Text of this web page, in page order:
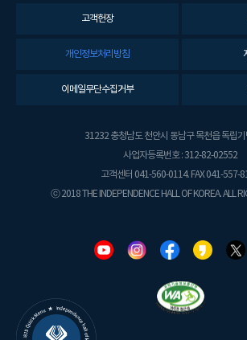
고객헌장
개인정보처리방침
이메일무단수집거부
31232 충청남도 천안시 동남구 목천읍 독립
사업자등록번호 : 312-82-02552
고객센터 041-560-0114. FAX 041-557-
ⓒ 2018 THE INDEPENDENCE HALL OF KOREA. ALL